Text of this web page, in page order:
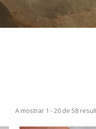
A mostrar 1 - 20 de 58